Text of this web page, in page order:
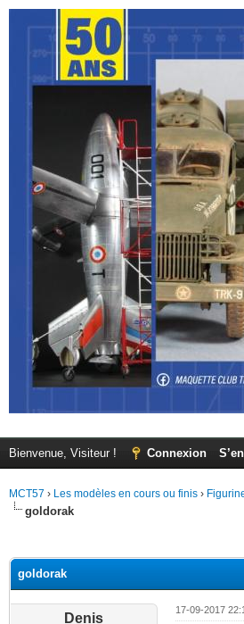
Bienvenue, Visiteur ! Connexion
MCT57 › Les modèles en cours ou finis ›
goldorak
goldorak
Denis
17-09-2017